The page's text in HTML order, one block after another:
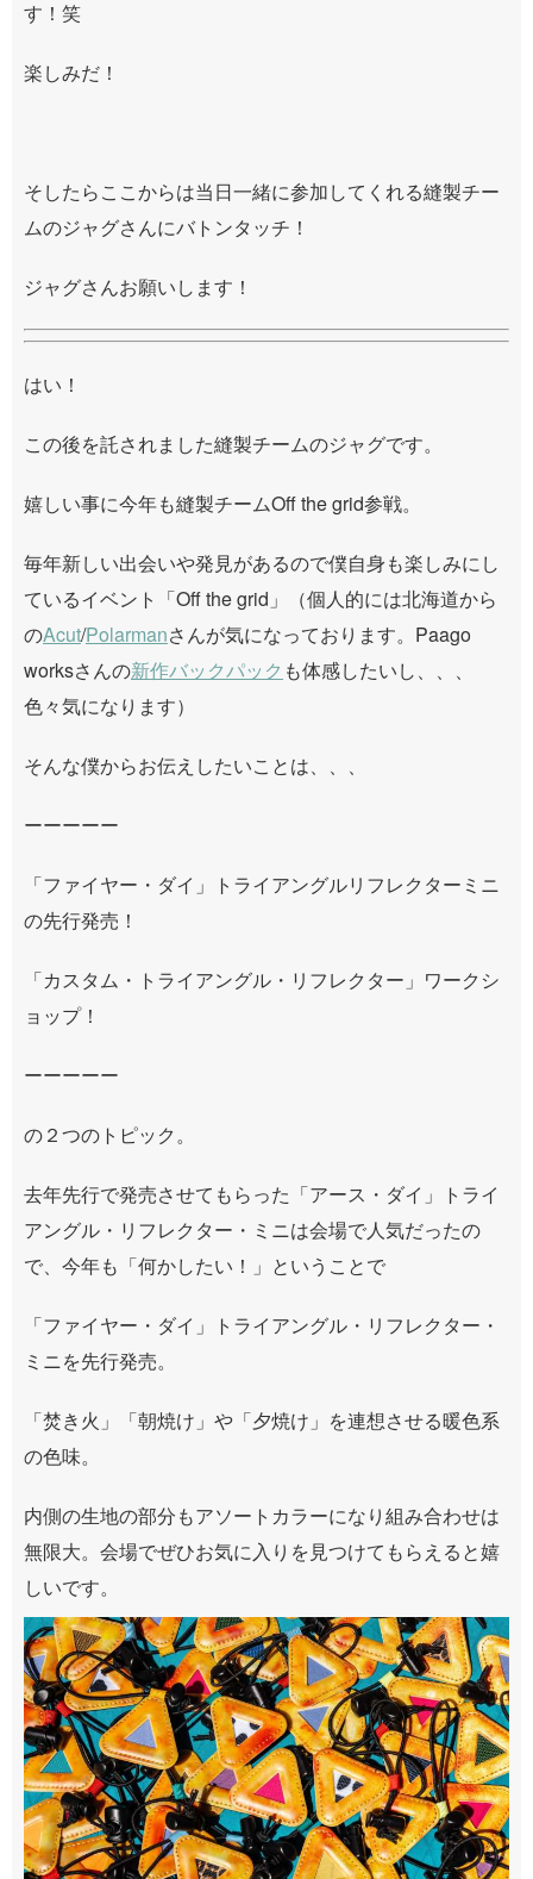
す！笑
楽しみだ！
そしたらここからは当日一緒に参加してくれる縫製チー
ムのジャグさんにバトンタッチ！
ジャグさんお願いします！
はい！
この後を託されました縫製チームのジャグです。
嬉しい事に今年も縫製チームOff the grid参戦。
毎年新しい出会いや発見があるので僕自身も楽しみにし
ているイベント「Off the grid」（個人的には北海道から
のAcut/Polarmanさんが気になっております。Paago
worksさんの新作バックパック も体感したいし、、、
色々気になります）
そんな僕からお伝えしたいことは、、、
ーーーーー
「ファイヤー・ダイ」トライアングルリフレクターミニ
の先行発売！
「カスタム・トライアングル・リフレクター」ワークシ
ョップ！
ーーーーー
の２つのトピック。
去年先行で発売させてもらった「アース・ダイ」トライ
アングル・リフレクター・ミニは会場で人気だったの
で、今年も「何かしたい！」ということで
「ファイヤー・ダイ」トライアングル・リフレクター・
ミニを先行発売。
「焚き火」「朝焼け」や「夕焼け」を連想させる暖色系
の色味。
内側の生地の部分もアソートカラーになり組み合わせは
無限大。会場でぜひお気に入りを見つけてもらえると嬉
しいです。